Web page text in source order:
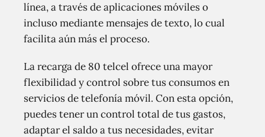
línea, a través de aplicaciones móviles o
incluso mediante mensajes de texto, lo cual
facilita aún más el proceso.
La recarga de 80 telcel ofrece una mayor
flexibilidad y control sobre tus consumos en
servicios de telefonía móvil. Con esta opción,
puedes tener un control total de tus gastos,
adaptar el saldo a tus necesidades, evitar